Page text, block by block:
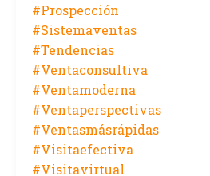
#prospección
#sistemaventas
#tendencias
#ventaconsultiva
#ventamoderna
#ventaperspectivas
#ventasmásrápidas
#visitaefectiva
#visitavirtual